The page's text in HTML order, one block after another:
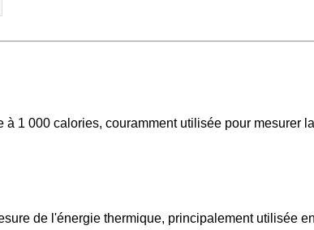
1 000 calories, couramment utilisée pour mesurer
de l'énergie thermique, principalement utilisée en